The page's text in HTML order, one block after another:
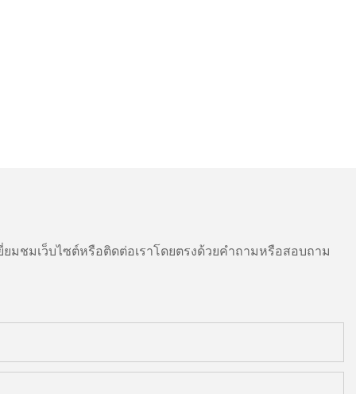
ชมเว็บไซต์หรือติดต่อเราโดยตรงด้วยคำถามหรือสอบถาม